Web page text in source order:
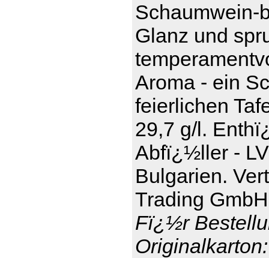
Schaumwein-
Glanz und
Aroma - ein
feierlichen
29,7 g/l.
Abfï¿½ller -
Bulgarien.
Trading
Fï¿½r
Originalkarton: